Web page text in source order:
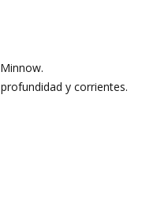
y corrientes.